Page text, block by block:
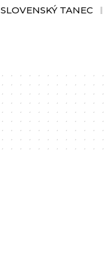
SLOVENSKÝ TANEC